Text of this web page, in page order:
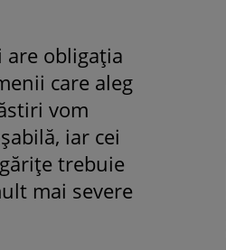
obligația
care aleg
vom
iar cei
trebuie
mai severe